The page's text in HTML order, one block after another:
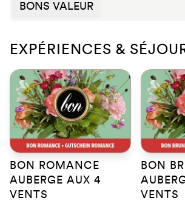
BONS VALEUR
EXPÉRIENCES &
BON ROMANCE
AUBERGE AUX 4
VENTS
BON
VENTS